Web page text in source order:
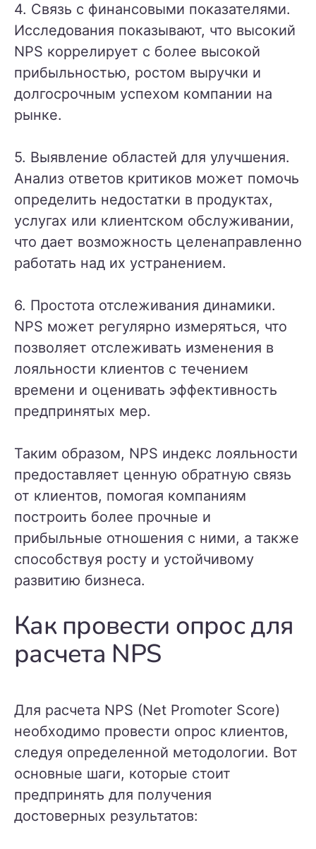
4. Связь с финансовыми показателями.
Исследования показывают, что высокий
NPS коррелирует с более высокой
прибыльностью, ростом выручки и
долгосрочным успехом компании на
рынке.
5. Выявление областей для улучшения.
Анализ ответов критиков может помочь
определить недостатки в продуктах,
услугах или клиентском обслуживании,
что дает возможность целенаправленно
работать над их устранением.
6. Простота отслеживания динамики.
NPS может регулярно измеряться, что
позволяет отслеживать изменения в
лояльности клиентов с течением
времени и оценивать эффективность
предпринятых мер.
Таким образом, NPS индекс лояльности
предоставляет ценную обратную связь
от клиентов, помогая компаниям
построить более прочные и
прибыльные отношения с ними, а также
способствуя росту и устойчивому
развитию бизнеса.
Как провести опрос для
расчета NPS
Для расчета NPS (Net Promoter Score)
необходимо провести опрос клиентов,
следуя определенной методологии. Вот
основные шаги, которые стоит
предпринять для получения
достоверных результатов: